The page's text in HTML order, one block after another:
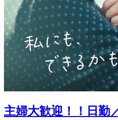
主婦大歓迎！！日勤